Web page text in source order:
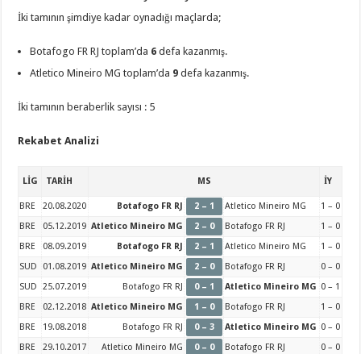
İki tamının şimdiye kadar oynadığı maçlarda;
Botafogo FR RJ toplam’da 6 defa kazanmış.
Atletico Mineiro MG toplam’da 9 defa kazanmış.
İki tamının beraberlik sayısı : 5
Rekabet Analizi
LİG TARİH MS İY
BRE 20.08.2020 Botafogo FR RJ 2 – 1 Atletico Mineiro MG
1 – 0
BRE
05.12.2019 Atletico Mineiro MG 2 – 0 Botafogo FR RJ
1 – 0
BRE
08.09.2019 Botafogo FR RJ 2 – 1 Atletico Mineiro MG
1 – 0
SUD
01.08.2019 Atletico Mineiro MG 2 – 0 Botafogo FR RJ
0 – 0
SUD
25.07.2019 Botafogo FR RJ 0 – 1 Atletico Mineiro MG 0 – 1
BRE
02.12.2018 Atletico Mineiro MG 1 – 0 Botafogo FR RJ
1 – 0
BRE
19.08.2018 Botafogo FR RJ 0 – 3 Atletico Mineiro MG 0 – 0
BRE
29.10.2017 Atletico Mineiro MG 0 – 0 Botafogo FR RJ
0 – 0